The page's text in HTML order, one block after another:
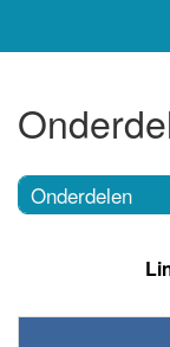
Onderdelen